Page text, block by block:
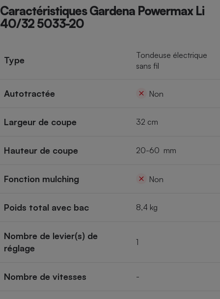
Caractéristiques Gardena Powermax Li
40/32 5033-20
Type
Tondeuse électrique
sans fil
Autotractée Non
Largeur de coupe 32 cm
Hauteur de coupe 20-60 mm
Fonction mulching Non
Poids total avec bac 8,4 kg
Nombre de levier(s) de
réglage
1
Nombre de vitesses -